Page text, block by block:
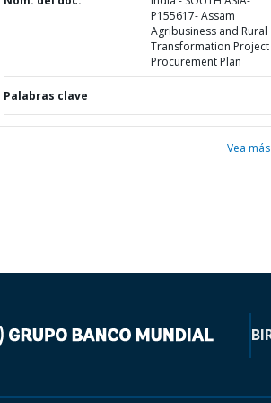
P155617- Assam
Agribusiness and Rural
Transformation Project
Procurement Plan
Palabras clave
Vea más